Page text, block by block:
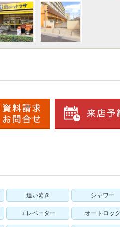
追い焚き シャワー
エレベーター オートロック